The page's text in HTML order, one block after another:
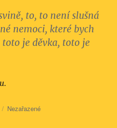
to, to není slušná
nemoci, které bych
je děvka, toto je
Rubriky:
Nezařazené